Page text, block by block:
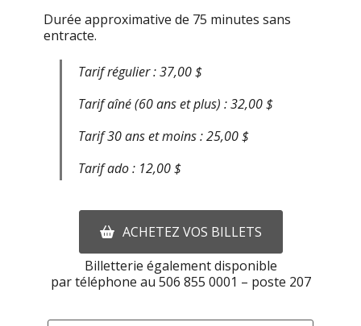
Durée approximative de 75 minutes sans
entracte.
Tarif régulier : 37,00 $
Tarif aîné (60 ans et plus) : 32,00 $
Tarif 30 ans et moins : 25,00 $
Tarif ado : 12,00 $
ACHETEZ VOS BILLETS
Billetterie également disponible
par téléphone au 506 855 0001 – poste 207